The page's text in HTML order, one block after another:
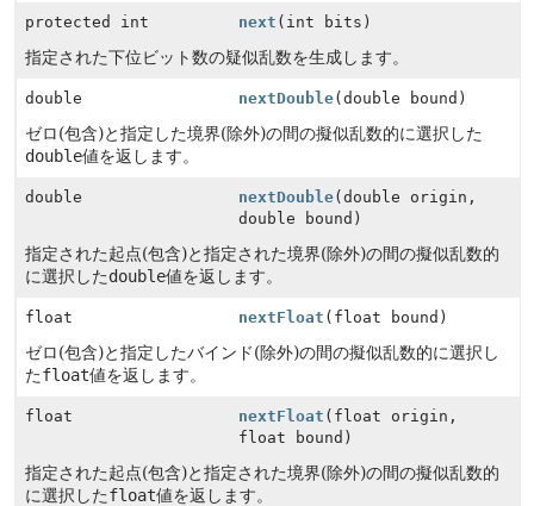
protected int next (int bits)
指定された下位ビット数の疑似乱数を生成します。
double nextDouble(double bound)
ゼロ(包含)と指定した境界(除外)の間の擬似乱数的に選択した
double値を返します。
double nextDouble(double origin,
double bound)
指定された起点(包含)と指定された境界(除外)の間の擬似乱数的
に選択したdouble値を返します。
float nextFloat (float bound)
ゼロ(包含)と指定したバインド(除外)の間の擬似乱数的に選択し
たfloat値を返します。
float nextFloat (float origin,
float bound)
指定された起点(包含)と指定された境界(除外)の間の擬似乱数的
に選択したfloat値を返します。